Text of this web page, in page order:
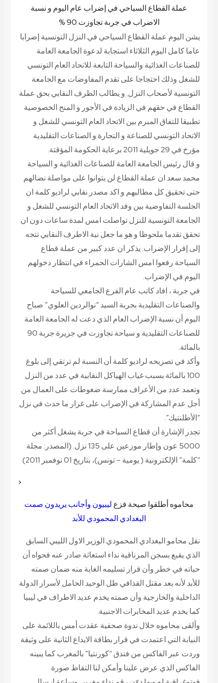
عملة القطاع السياحي في إضراب عام اليوم و نسبة
الاضراب في جربة تجاوزت 90 %
يشن اليوم عملة القطاع السياحي في النزل التونسية إضرابا
عاما كامل اليوم الثلاثاء استجابة لدعوة الجامعة العامة
للصناعات الغذائية والسياحة التابعة للاتحاد العام التونسي
للشغل وذلك احتجاجا على تقدم المفاوضات مع الجامعة
التونسية لأصحاب النزل. و يطالب الطرف النقابي بحق عملة
القطاع في حقهم في الزيادة في الأجور و المنح الخصوصية
تطبيقا للتفاق المبرم بين الاتحاد العام التونسي للشغل و
الاتحاد التونسي للصناعة و التجارة و الصناعات التقليدية
مؤرخ في 29 جويلية 2011 برعاية الحكومة المؤقتة.
و قال رئيس الجامعة العامة للصناعات الغذائية و السياحة
محمد سعد ان عملة القطاع لن يتوانوا على مواصلة نضالهم
حتى تحقيق كل مطالبهم و اكد مصدر نقابي لراديو كلمة ان
الجلسة التفاوضية بين وفد الاتحاد العام التونسي للشغل و
الجامعة التونسية للنزل تواصلت امس لمدة ساعات دون ان
تحقق تقدما ملحوظا و هو ما جعل نية الاطرف النقابي تتجه
إلى إقرار الإضراب. يذكر ان عدد كبير من عملة قطاع
السياحة رفعوا امس الشارات الحمراء في انتظار دخولهم
اليوم في الإضراب.
في جربة ، افاد كاتب عام الفرع الجامعي للسياحة
والصناعات التقليدية بجربة السيد “نوالردين العلوي” صباح
اليوم أن نسبة الإضراب العام الذي دعت له الجامعة العامة
للصناعات التقليدية و سياحة تجاوزت في جزيرة جربة 90
بالمائة.
وأكد في تصريحه لراديو كلمة أن النسبة لم ترتقي إلى بلوغ
100 بالمائة بسبب غياب الهياكل النقابية في عدد من النزل
وتعمد عدد من الأعراف ممارسة ضغوطات على العمال من
أجل عدم المشاركة في الإضراب على غرار ما حدث في نزل
“الأطلنتيك”.
تجدر الإشارة أن قطاع السياحة في جربة يشغل أكثر من
5000 عون وإطار موزعين على 135 نزل.
(المصدر: مجلة
“كلمة” الإلكترونية ( يومية – تونس)، بتاريخ 01 نوفمبر 2011)
<
محاموه أطلقوا صيحة فزع ليبيون وأجانب يريدون صمت
البغدادي المحمودي للأبد
نقل محامو البغدادي المحمودي الوزير الاول الليبي السابق
الذي يقبع بسجن المرناقية نداء استغاثة صادر عنه فحواه أن
حياته في خطر وأن قرار تسليمه الغاية منه ضمان صمته
للأبد لأنه بعد مقتل القذافي ظل الوحيد الحامل لأسرار الدولة
الداخلية والخارجية وأن صمته يخدم عديد الاطراف في ليبيا
كما يخدم عديد المخابرات الاجنبية.
وألقى محاموه خلال ندوة صحفية عقدت أمس باللائمة على
النيابة التي اعتمدت في قرار بطاقة الايداع الثانية على وثيقة
وردت عبر الفاكس من فندق “كورنتيا” بالمغرب كما يبينه
الفاكس الذي عرض علينا وأمكن لنا التقاط صورة